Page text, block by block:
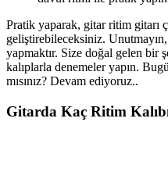
Pratik yaparak, gitar ritim gitarı
geliştirebileceksiniz.
yapmaktır. Size doğal gelen bir
kalıplarla denemeler yapın.
mısınız? Devam ediyoruz..
Gitarda Kaç Ritim